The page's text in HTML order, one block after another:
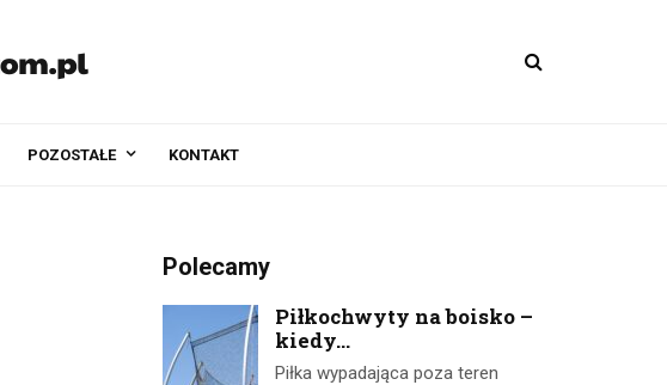
POZOSTAŁE KONTAKT
Polecamy
Piłkochwyty na boisko –
kiedy...
Piłka wypadająca poza teren